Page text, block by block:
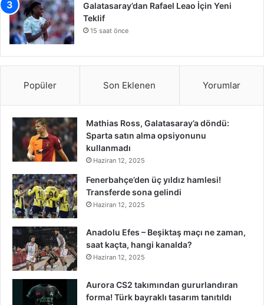
Galatasaray’dan Rafael Leao İçin Yeni
Teklif
15 saat önce
Popüler Son Eklenen Yorumlar
Mathias Ross, Galatasaray’a döndü:
Sparta satın alma opsiyonunu
kullanmadı
Haziran 12, 2025
Fenerbahçe’den üç yıldız hamlesi!
Transferde sona gelindi
Haziran 12, 2025
Anadolu Efes – Beşiktaş maçı ne zaman,
saat kaçta, hangi kanalda?
Haziran 12, 2025
Aurora CS2 takımından gururlandıran
forma! Türk bayraklı tasarım tanıtıldı